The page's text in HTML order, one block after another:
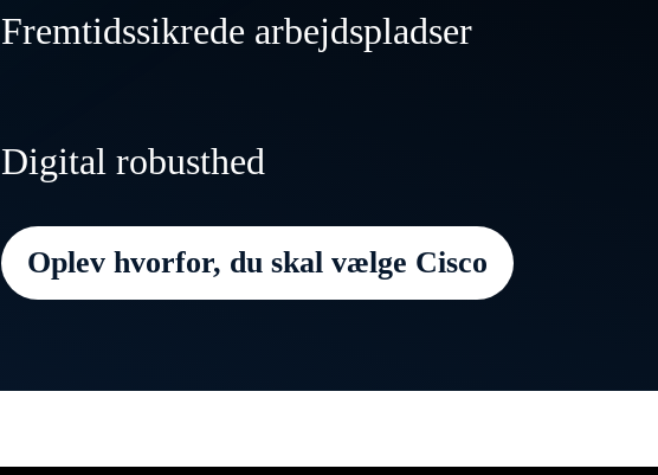
Moderniser og transformer dine datacentre, så de kan
understøtte både traditionelle arbejdsopgaver og AI-
Fremtidssikrede arbejdspladser
Skab fleksible, robuste arbejdspladser, der udvikler
med medarbejdernes behov og leverer uovertrufne
kundeoplevelser overalt.
Digital robusthed
Hold din organisation sikkert i gang ved enhver form
Oplev hvorfor, du skal vælge Cisco